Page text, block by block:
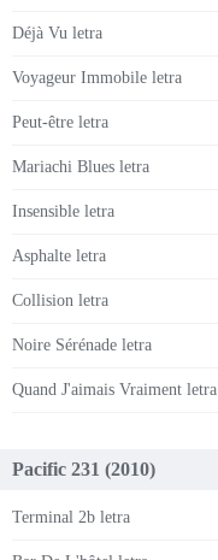
Déjà Vu letra
Voyageur Immobile letra
Peut-être letra
Mariachi Blues letra
Insensible letra
Asphalte letra
Collision letra
Noire Sérénade letra
Quand J'aimais Vraiment letra
Pacific 231 (2010)
Terminal 2b letra